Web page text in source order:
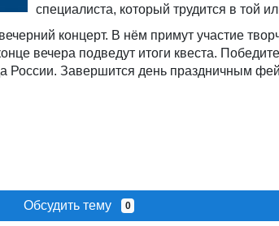
специалиста, который трудится в той
концерт. В нём примут участие
вечера подведут итоги квеста.
России. Завершится день праздничным
Обсудить тему 0